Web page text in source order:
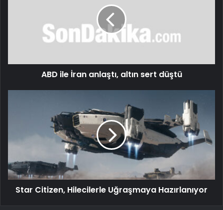
ABD ile İran anlaştı, altın sert düştü
Star Citizen, Hilecilerle Uğraşmaya Hazırlanıyor